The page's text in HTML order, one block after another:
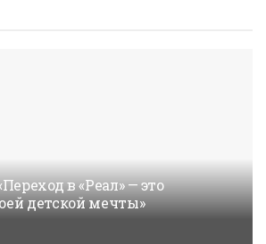
в «Реал» — это
детской мечты»